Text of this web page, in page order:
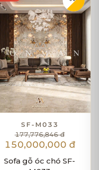
SF-M033
177,776,846 đ
150,000,000 đ
Sofa gỗ óc chó SF-